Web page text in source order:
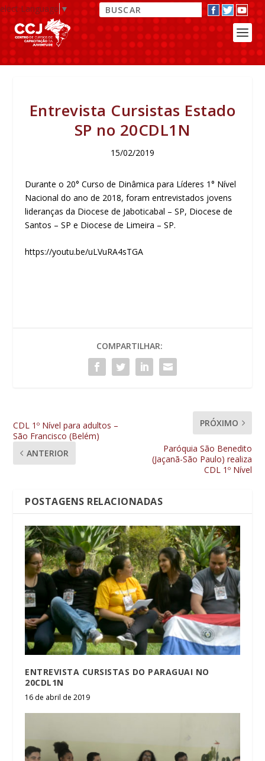
Language▼
Entrevista Cursistas Estado
SP no 20CDL1N
15/02/2019
Durante o 20° Curso de Dinâmica para Líderes 1° Nível
Nacional do ano de 2018, foram entrevistados jovens
lideranças da Diocese de Jaboticabal – SP, Diocese de
Santos – SP e Diocese de Limeira – SP.
https://youtu.be/uLVuRA4sTGA
COMPARTILHAR:
CDL 1º Nível para adultos –
São Francisco (Belém)
ANTERIOR
PRÓXIMO
Paróquia São Benedito
(Jaçanã-São Paulo) realiza
CDL 1º Nível
POSTAGENS RELACIONADAS
ENTREVISTA CURSISTAS DO PARAGUAI NO
20CDL1N
16 de abril de 2019